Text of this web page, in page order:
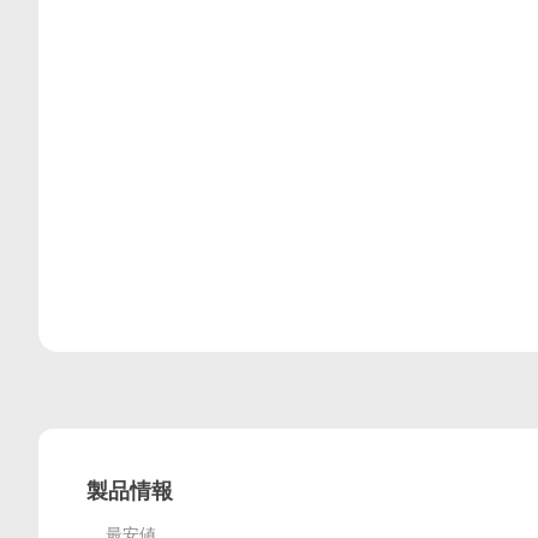
製品情報